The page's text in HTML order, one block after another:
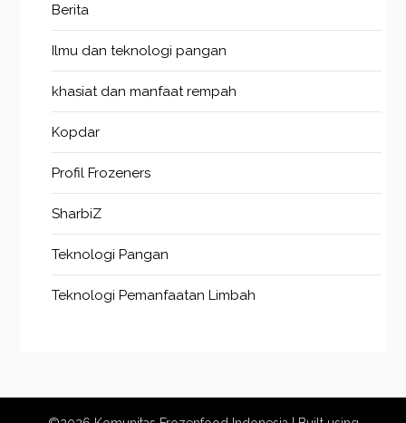
Berita
Ilmu dan teknologi pangan
khasiat dan manfaat rempah
Kopdar
Profil Frozeners
SharbiZ
Teknologi Pangan
Teknologi Pemanfaatan Limbah